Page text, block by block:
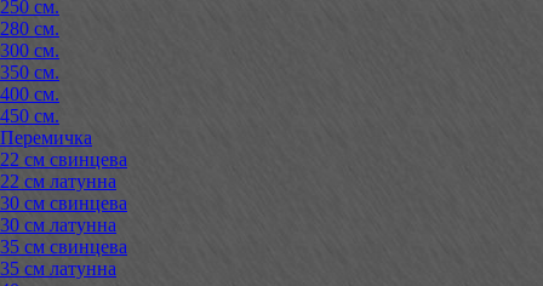
250 см.
280 см.
300 см.
350 см.
400 см.
450 см.
Перемичка
22 см свинцева
22 см латунна
30 см свинцева
30 см латунна
35 см свинцева
35 см латунна